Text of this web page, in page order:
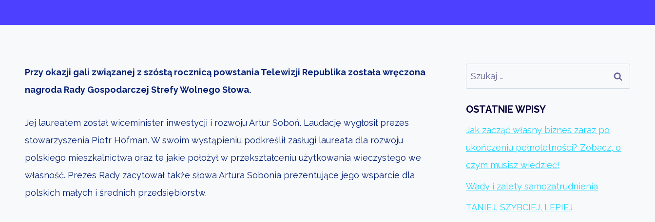
Przy okazji gali związanej z szóstą rocznicą powstania Telewizji Republika została wręczona
nagroda Rady Gospodarczej Strefy Wolnego Słowa.
Jej laureatem został wiceminister inwestycji i rozwoju Artur Soboń. Laudację wygłosił prezes
stowarzyszenia Piotr Hofman. W swoim wystąpieniu podkreślił zasługi laureata dla rozwoju
polskiego mieszkalnictwa oraz te jakie położył w przekształceniu użytkowania wieczystego we
własność. Prezes Rady zacytował także słowa Artura Sobonia prezentujące jego wsparcie dla
polskich małych i średnich przedsiębiorstw.
Szukaj:
OSTATNIE WPISY
Jak zacząć własny biznes zaraz po
ukończeniu pełnoletności? Zobacz, o
czym musisz wiedzieć!
Wady i zalety samozatrudnienia
TANIEJ, SZYBCIEJ, LEPIEJ